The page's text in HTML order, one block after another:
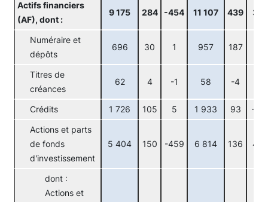
Actifs financiers
(AF), dont :
9 175 284 -454 11 107 439 34
Numéraire et
dépôts
696 30 1 957 187
Titres de
créances
62 4 -1 58 -4
Crédits 1 726 105 5 1 933 93 -12
Actions et parts
de fonds
d'investissement
5 404 150 -459 6 814 136 49
dont :
Actions et